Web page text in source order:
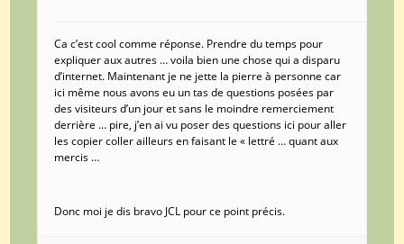
Ca c’est cool comme réponse. Prendre du temps pour
expliquer aux autres … voila bien une chose qui a disparu
d’internet. Maintenant je ne jette la pierre à personne car
ici même nous avons eu un tas de questions posées par
des visiteurs d’un jour et sans le moindre remerciement
derrière … pire, j’en ai vu poser des questions ici pour aller
les copier coller ailleurs en faisant le « lettré … quant aux
mercis …
Donc moi je dis bravo JCL pour ce point précis.